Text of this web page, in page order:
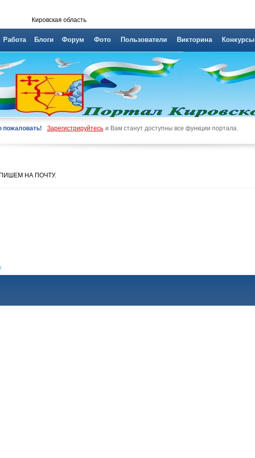
Кировская область
Работа Блоги Форум Фото Пользователи Викторина Конкурсы
пожаловать! Зарегистрируйтесь и Вам станут доступны все функции портала.
НА ПОЧТУ.